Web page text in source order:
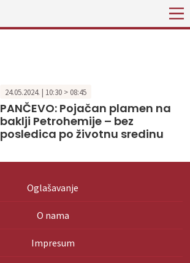
24.05.2024. | 10:30 > 08:45
PANČEVO: Pojačan plamen na
baklji Petrohemije – bez
posledica po životnu sredinu
Oglašavanje
O nama
Impresum